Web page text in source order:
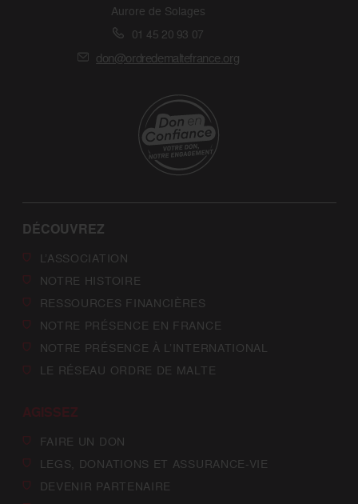
Aurore de Solages
01 45 20 93 07
don@ordredemaltefrance.org
DÉCOUVREZ
L’ASSOCIATION
NOTRE HISTOIRE
RESSOURCES FINANCIÈRES
NOTRE PRÉSENCE EN FRANCE
NOTRE PRÉSENCE À L’INTERNATIONAL
LE RÉSEAU ORDRE DE MALTE
AGISSEZ
FAIRE UN DON
LEGS, DONATIONS ET ASSURANCE-VIE
DEVENIR PARTENAIRE